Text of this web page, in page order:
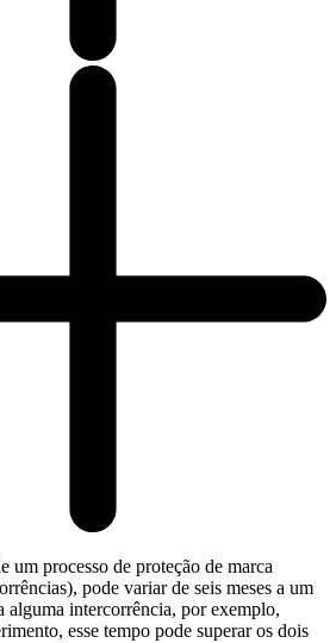
um processo de proteção de marca
pode variar de seis meses a um
alguma intercorrência, por exemplo,
esse tempo pode superar os dois